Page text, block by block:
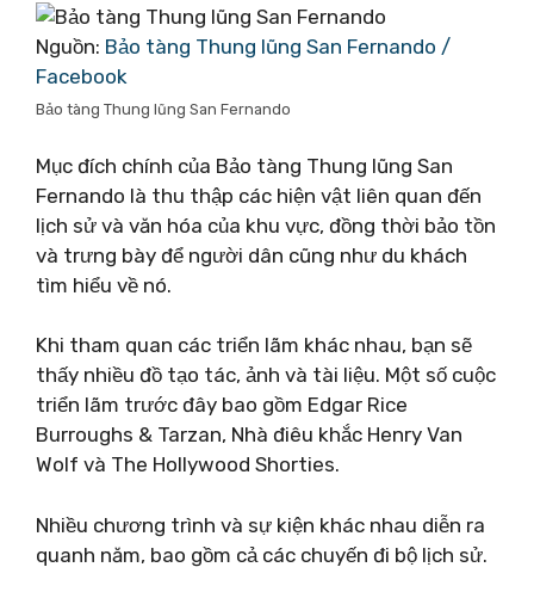
Nguồn: Bảo tàng Thung lũng San Fernando /
Facebook
Bảo tàng Thung lũng San Fernando
Mục đích chính của Bảo tàng Thung lũng San
Fernando là thu thập các hiện vật liên quan đến
lịch sử và văn hóa của khu vực, đồng thời bảo tồn
và trưng bày để người dân cũng như du khách
tìm hiểu về nó.
Khi tham quan các triển lãm khác nhau, bạn sẽ
thấy nhiều đồ tạo tác, ảnh và tài liệu. Một số cuộc
triển lãm trước đây bao gồm Edgar Rice
Burroughs & Tarzan, Nhà điêu khắc Henry Van
Wolf và The Hollywood Shorties.
Nhiều chương trình và sự kiện khác nhau diễn ra
quanh năm, bao gồm cả các chuyến đi bộ lịch sử.